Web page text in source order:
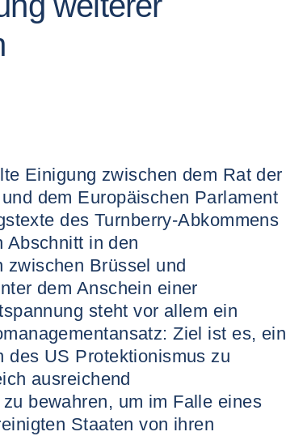
Einigung zwischen dem Rat der
dem Europäischen Parlament
des Turnberry-Abkommens
Abschnitt in den
zwischen Brüssel und
dem Anschein einer
steht vor allem ein
Ziel ist es, ein
des US Protektionismus zu
ausreichend
bewahren, um im Falle eines
Staaten von ihren